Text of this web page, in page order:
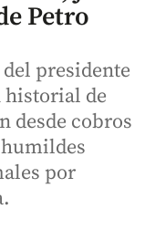
Petro
presidente
historial de
desde cobros
por